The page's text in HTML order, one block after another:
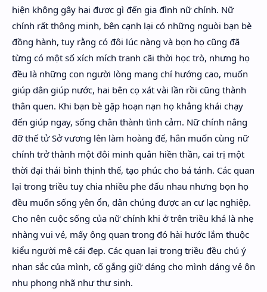
hiện không gây hại được gì đến gia đình nữ chính. Nữ
chính rất thông minh, bên cạnh lại có những nguòi bạn bè
đồng hành, tuy rằng có đôi lúc nàng và bọn họ cũng đã
từng có một số xích mích tranh cãi thời học trò, nhưng họ
đều là những con người lòng mang chí hướng cao, muốn
giúp dân giúp nước, hai bên cọ xát vài lần rồi cũng thành
thân quen. Khi bạn bè gặp hoạn nạn họ khẳng khái chạy
đến giúp ngay, sống chân thành tình cảm. Nữ chính nâng
đỡ thế tử Sở vương lên làm hoàng đế, hắn muốn cùng nữ
chính trở thành một đôi minh quân hiền thần, cai trị một
thời đại thái bình thịnh thế, tạo phúc cho bá tánh. Các quan
lại trong triều tuy chia nhiều phe đấu nhau nhưng bọn họ
đều muốn sống yên ổn, dân chúng được an cư lạc nghiệp.
Cho nên cuộc sống của nữ chính khi ở trên triều khá là nhẹ
nhàng vui vẻ, mấy ông quan trong đó hài hước lắm thuộc
kiểu người mê cái đẹp. Các quan lại trong triều đều chú ý
nhan sắc của mình, cố gắng giữ dáng cho mình dáng vẻ ôn
nhu phong nhã như thư sinh.